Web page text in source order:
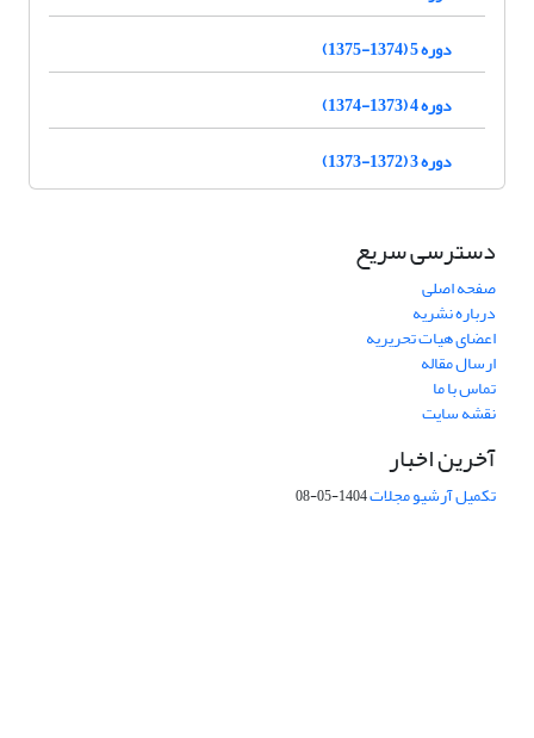
دوره 5 (1374-1375)
دوره 4 (1373-1374)
دوره 3 (1372-1373)
دسترسی سریع
صفحه اصلی
درباره نشریه
اعضای هیات تحریریه
ارسال مقاله
تماس با ما
نقشه سایت
آخرین اخبار
تکمیل آرشیو مجلات1404-05-08